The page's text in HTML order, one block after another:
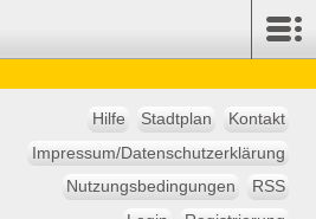
Hilfe Stadtplan
Kontakt
Impressum/Datenschutzerklärung
Nutzungsbedingungen
RSS